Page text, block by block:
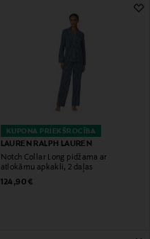
KUPONA PRIEKŠROCĪBA
LAUREN RALPH LAUREN
Notch Collar Long pidžama ar
atlokāmu apkakli, 2 daļas
Original Price
124,90 €